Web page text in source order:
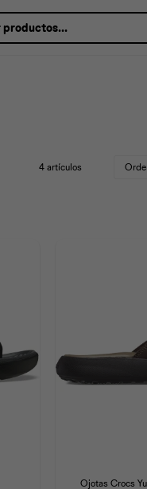
4 artículos
Ojotas Crocs